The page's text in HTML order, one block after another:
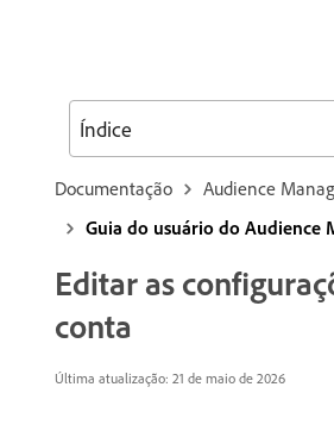
Documentação
Audience
Guia do usuário do Audience
Editar as
conta
Última atualização: 21 de maio de 2026
Índice